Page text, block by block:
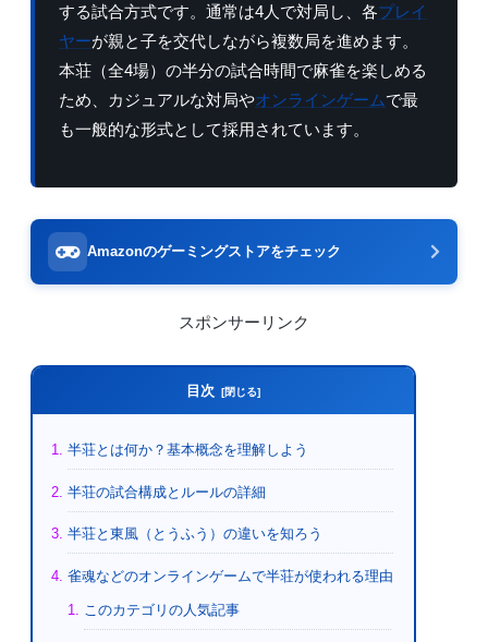
する試合方式です。通常は4人で対局し、各プレイ
ヤーが親と子を交代しながら複数局を進めます。
本荘（全4場）の半分の試合時間で麻雀を楽しめる
ため、カジュアルな対局やオンラインゲームで最
も一般的な形式として採用されています。
Amazonのゲーミングストアをチェック
スポンサーリンク
目次
半荘とは何か？基本概念を理解しよう
半荘の試合構成とルールの詳細
半荘と東風（とうふう）の違いを知ろう
雀魂などのオンラインゲームで半荘が使われる理由
このカテゴリの人気記事